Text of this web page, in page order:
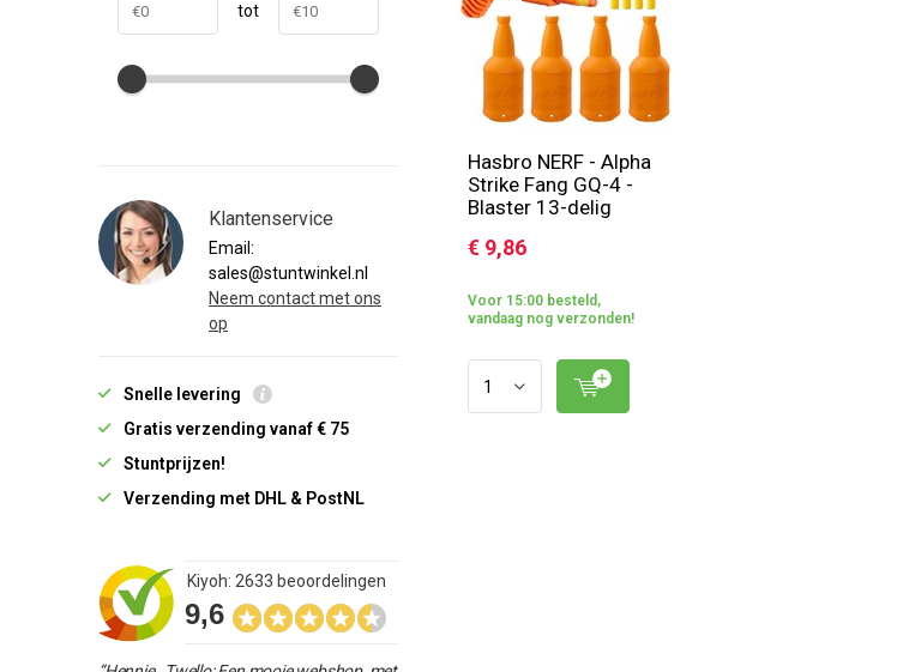
Hasbro NERF - Alpha
Strike Fang GQ-4 -
Blaster 13-delig
€ 9,86
Voor 15:00 besteld,
vandaag nog verzonden!
tot
Klantenservice
Email:
sales@stuntwinkel.nl
Neem contact met ons
op
Snelle levering
Gratis verzending vanaf € 75
Stuntprijzen!
Verzending met DHL & PostNL
9,6
Kiyoh: 2633 beoordelingen